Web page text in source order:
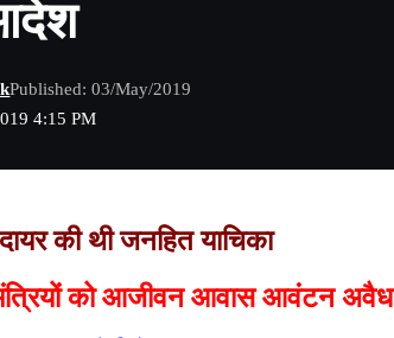
4:15 PM
Published: 03/May/2019
की थी जनहित याचिका
को आजीवन आवास आवंटन अवैध